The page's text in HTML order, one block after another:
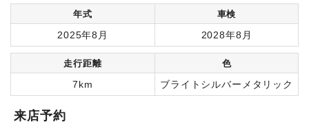
年式 車検
2025年8月 2028年8月
走行距離 色
7km ブライトシルバーメタリック
来店予約